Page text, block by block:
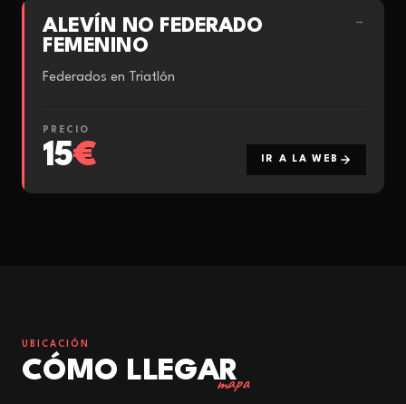
ALEVÍN NO FEDERADO
FEMENINO
→
Federados en Triatlón
PRECIO
15€ IR A LA WEB
UBICACIÓN
CÓMO LLEGAR
mapa